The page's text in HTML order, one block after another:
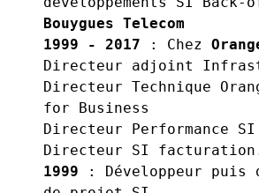
Bouygues Telecom
1999 - 2017 : Chez
Directeur adjoint
Directeur Technique
for Business
Directeur Performance SI
1999 : Développeur puis